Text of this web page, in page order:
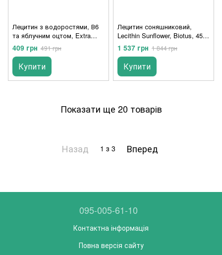
Лецитин з водоростями, В6
та яблучним оцтом, Extra
Strength Lecithin Kelp B6 Apple
Cider Vinegar, Mason Natural,
100 таблеток
409 грн 491 грн
Купити
Лецитин соняшниковий,
Lecithin Sunflower, Biotus, 454
г1 537 грн 1 844 грн
Купити
Показати ще 20 товарів
Назад 1 з 3 Вперед
095-005-61-10
Контактна інформація
Повна версія сайту